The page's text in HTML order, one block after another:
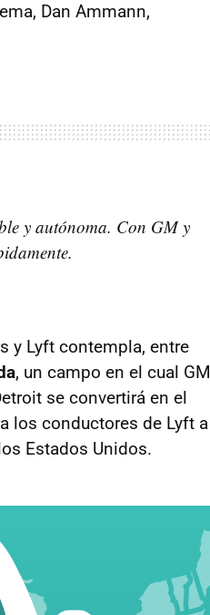
Dan Ammann,
y autónoma. Con GM y
y Lyft contempla, entre
, un campo en el cual GM
se convertirá en el
los conductores de Lyft a
Estados Unidos.